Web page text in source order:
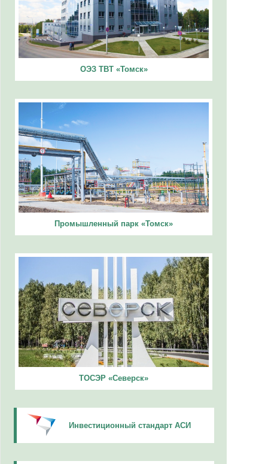
ОЭЗ ТВТ «Томск»
Промышленный парк «Томск»
ТОСЭР «Северск»
Инвестиционный стандарт АСИ